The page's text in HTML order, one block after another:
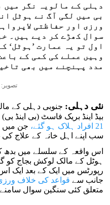
دہلی کے مالویہ نگر میں
بی میں لگی آگ نے ہوٹل
ورزی اور حفاظتی
سوال کھڑے کر دیے ہیں۔
اول تو یہ عمارت ’ہوٹل‘
وہیں عملے کی کمی کے
مدد پہنچنے میں بھی
نئی دہلی: جنوبی دہلی کے
بیڈ اینڈ بریک فاسٹ (بی اینڈ
21 افراد ہلاک ہو گئے،
سب اپنے اہل خانہ کے علاج
اس واقعہ کے سلسلے میں
ہوٹل کے مالک لوکش بجاج کو
رپورٹس میں ایک کے بعد ایک
جانب سے قواعد کی خلاف
متعلق کئی سنگین سوال سامنے